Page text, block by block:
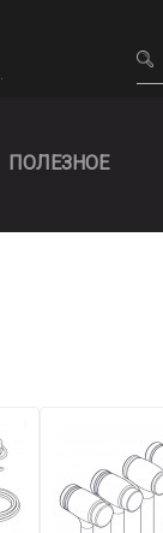
ПОЛЕЗНОЕ